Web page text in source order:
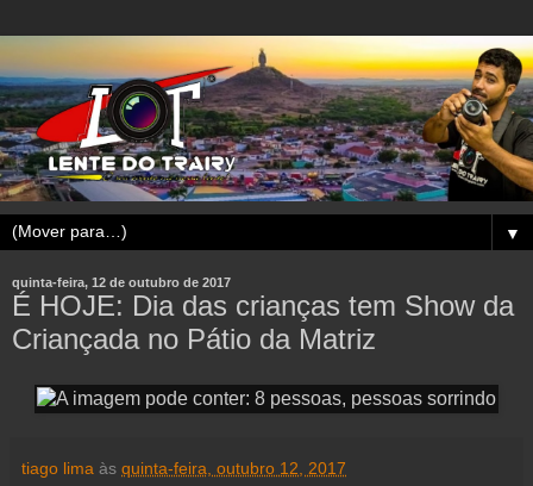
▼
quinta-feira, 12 de outubro de 2017
É HOJE: Dia das crianças tem Show da
Criançada no Pátio da Matriz
tiago lima às quinta-feira, outubro 12, 2017